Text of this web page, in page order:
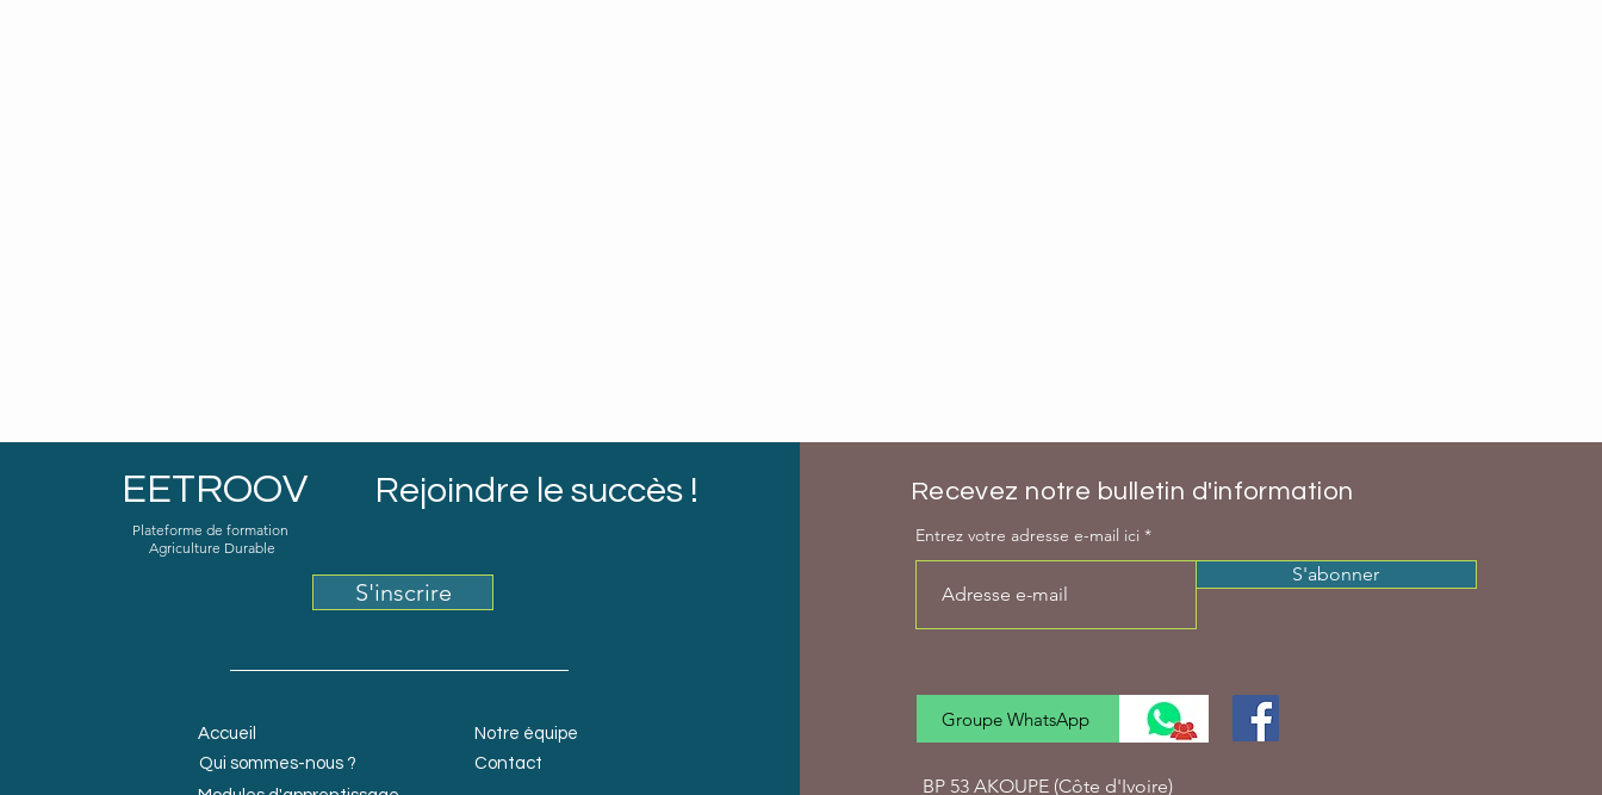
EETROOV Rejoindre le succès !
Plateforme de formation
Agriculture Durable
S'inscrire
Accueil
Qui sommes-nous ?
Notre équipe
Contact
Recevez notre bulletin d'information
Entrez votre adresse e-mail ici
S'abonner
Groupe WhatsApp
BP 53 AKOUPE (Côte d'Ivoire)